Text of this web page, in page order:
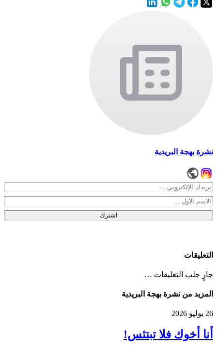
نشرة بهجة البريدية
اشترك
التعليقات
جارٍ جلب التعليقات …
المزيد من نشرة بهجة البريدية
26 يوليو 2026
أنا أخوك فلا تبتئس!